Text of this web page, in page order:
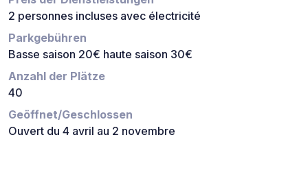
2 personnes incluses avec électricité
Parkgebühren
Basse saison 20€ haute saison 30€
Anzahl der Plätze
40
Geöffnet/Geschlossen
Ouvert du 4 avril au 2 novembre